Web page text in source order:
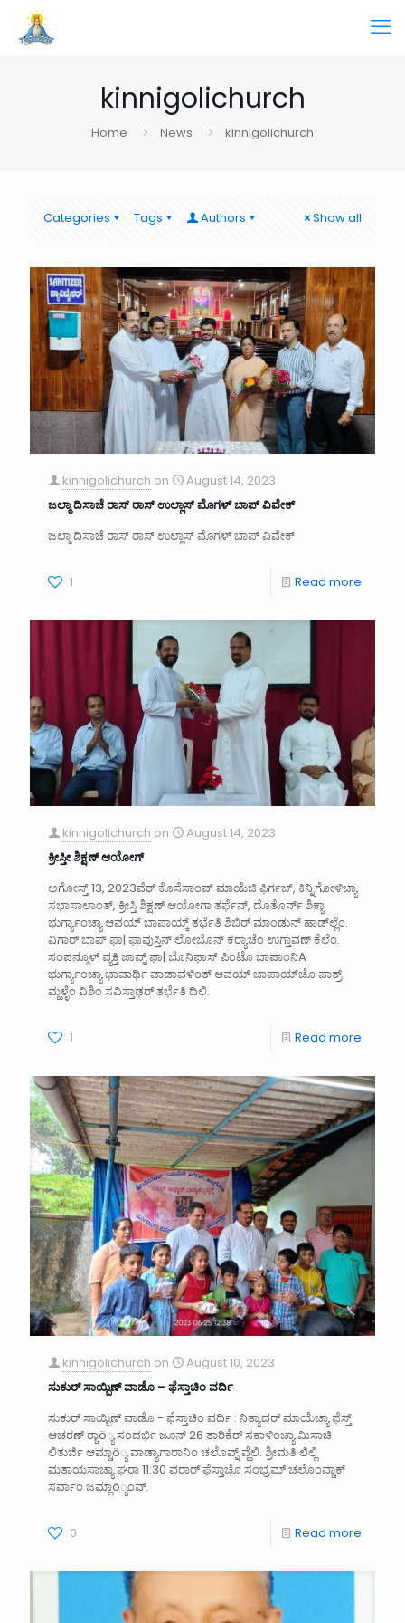
kinnigolichurch
Home News kinnigolichurch
Categories Tags Authors Show all
kinnigolichurch on
August 14, 2023
ಜಲ್ಮಾ ದಿಸಾಚೆ ರಾಸ್ ರಾಸ್ ಉಲ್ಲಾಸ್ ಮೊಗಳ್ ಬಾಪ್ ವಿವೇಕ್
ಜಲ್ಮಾ ದಿಸಾಚೆ ರಾಸ್ ರಾಸ್ ಉಲ್ಲಾಸ್ ಮೊಗಳ್ ಬಾಪ್ ವಿವೇಕ್
1 Read more
kinnigolichurch on
August 14, 2023
ಕ್ರೀಸ್ತೀ ಶಿಕ್ಷಣ್ ಆಯೋಗ್
ಅಗೋಸ್ತ್ 13, 2023ವೆರ್ ಕೊಸೆಸಾಂವ್ ಮಾಯೆಚಿ ಫಿರ್ಗಜ್, ಕಿನ್ನಿಗೋಳಿಚ್ಯಾ
ಸಭಾಸಾಲಾಂತ್, ಕ್ರೀಸ್ತಿ ಶಿಕ್ಷಣ್ ಆಯೋಗಾ ತರ್ಫೆನ್, ದೊತೊರ್ನ್ ಶಿಕ್ಚಾ
ಭುರ್ಗ್ಯಾಂಚ್ಯಾ ಆವಯ್ ಬಾಪಾಯ್ಕ್ ತರ್ಭೆತಿ ಶಿಬಿರ್ ಮಾಂಡುನ್ ಹಾಡ್‌ಲ್ಲೆಂ.
ವಿಗಾರ್ ಬಾಪ್ ಫಾ| ಫಾವುಸ್ತಿನ್ ಲೋಬೊನ್ ಕರ‍್ಯಾಚೆಂ ಉಗ್ತಾವಣ್ ಕೆಲೆಂ.
ಸಂಪನ್ಮೂಳ್ ವ್ಯಕ್ತಿ ಜಾವ್ನ್ ಫಾ| ಬೊನಿಫಾಸ್ ಪಿಂಟೊ ಬಾಪಾಂನಿA
ಭುರ್ಗ್ಯಾಂಚ್ಯಾ ಭಾವಾರ್ಥಿ ವಾಡಾವಳಿಂತ್ ಆವಯ್ ಬಾಪಾಯ್‌ಚೊ ಪಾತ್ರ್
ಮ್ಹಳ್ಳೆಂ ವಿಶಿಂ ಸವಿಸ್ತಾಢರ್ ತರ್ಭೆತಿ ದಿಲಿ.
1 Read more
kinnigolichurch on
August 10, 2023
ಸುಕುರ್ ಸಾಯ್ಬಿಣ್ ವಾಡೊ – ಫೆಸ್ತಾಚಿಂ ವರ್ದಿ
ಸುಕುರ್ ಸಾಯ್ಬಿಣ್ ವಾಡೊ - ಫೆಸ್ತಾಚಿಂ ವರ್ದಿ : ನಿತ್ಯಾದರ್ ಮಾಯೆಚ್ಯಾ ಫೆಸ್ತ್
ಆಚರಣ್ ರ‍್ಚಾö್ಯ ಸಂದರ್ಭಿ ಜೂನ್ 26 ತಾರಿಕೆರ್ ಸಕಾಳಿಂಚ್ಯಾ ಮಿಸಾಚಿ
ಲಿತುರ್ಜಿ ಆಮ್ಚಾö್ಯ ವಾಡ್ಯಾಗಾರಾನಿಂ ಚಲೊವ್ನ್ ವ್ಹೆಲಿ. ಶ್ರೀಮತಿ ಲಿಲ್ಲಿ
ಮತಾಯಸಾಚ್ಯಾ ಘರಾ 11:30 ವರಾರ್ ಫೆಸ್ತಾಚೊ ಸಂಭ್ರಮ್ ಚಲೊಂವ್ಚಾಕ್
ಸರ್ವಾಂ ಜಮ್ಲಾö್ಯಂವ್.
0 Read more